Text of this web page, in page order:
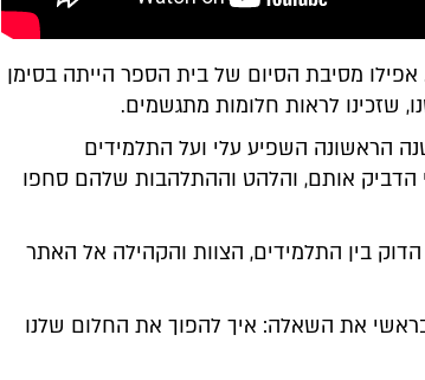
מסיבת הסיום של בית הספר הייתה בסימן
שזכינו לראות חלומות מתגשמים.
הראשונה השפיע עלי ועל התלמידים
הדביק אותם, והלהט וההתלהבות שלהם סחפו
בין התלמידים, הצוות והקהילה אל האתר
את השאלה: איך להפוך את החלום שלנו